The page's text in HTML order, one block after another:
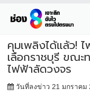
คุมเพลิงได้แล้ว!
เลือกราชบุรี ขณ
ไฟฟ้าลัดวงจร
วันที่ลงข่าว 21 มกราคม